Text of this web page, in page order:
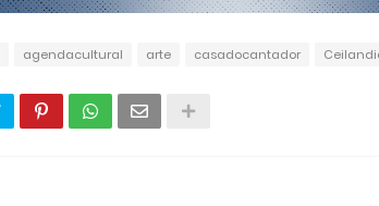
agendacultural arte casadocantador